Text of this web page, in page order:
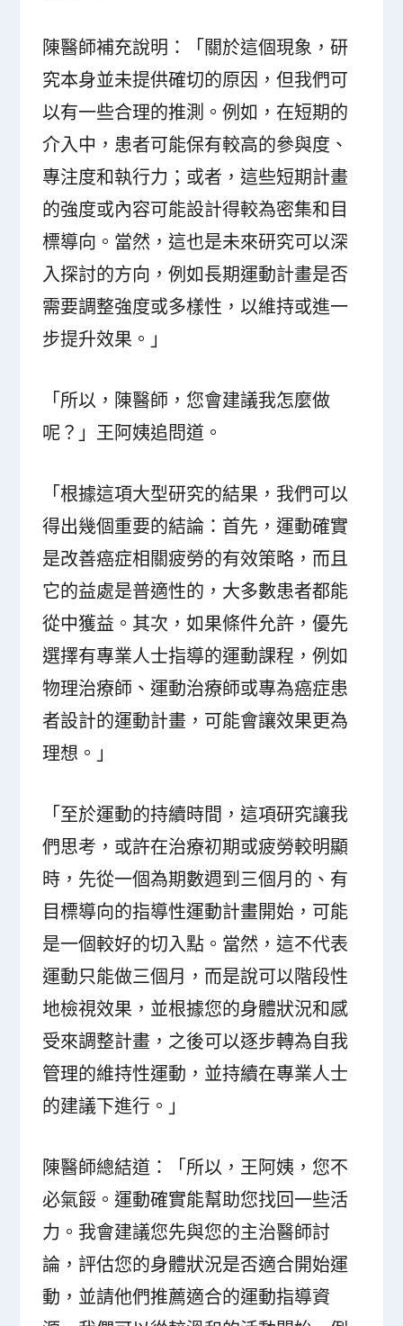
陳醫師補充說明：「關於這個現象，研
究本身並未提供確切的原因，但我們可
以有一些合理的推測。例如，在短期的
介入中，患者可能保有較高的參與度、
專注度和執行力；或者，這些短期計畫
的強度或內容可能設計得較為密集和目
標導向。當然，這也是未來研究可以深
入探討的方向，例如長期運動計畫是否
需要調整強度或多樣性，以維持或進一
步提升效果。」
「所以，陳醫師，您會建議我怎麼做
呢？」王阿姨追問道。
「根據這項大型研究的結果，我們可以
得出幾個重要的結論：首先，運動確實
是改善癌症相關疲勞的有效策略，而且
它的益處是普適性的，大多數患者都能
從中獲益。其次，如果條件允許，優先
選擇有專業人士指導的運動課程，例如
物理治療師、運動治療師或專為癌症患
者設計的運動計畫，可能會讓效果更為
理想。」
「至於運動的持續時間，這項研究讓我
們思考，或許在治療初期或疲勞較明顯
時，先從一個為期數週到三個月的、有
目標導向的指導性運動計畫開始，可能
是一個較好的切入點。當然，這不代表
運動只能做三個月，而是說可以階段性
地檢視效果，並根據您的身體狀況和感
受來調整計畫，之後可以逐步轉為自我
管理的維持性運動，並持續在專業人士
的建議下進行。」
陳醫師總結道：「所以，王阿姨，您不
必氣餒。運動確實能幫助您找回一些活
力。我會建議您先與您的主治醫師討
論，評估您的身體狀況是否適合開始運
動，並請他們推薦適合的運動指導資